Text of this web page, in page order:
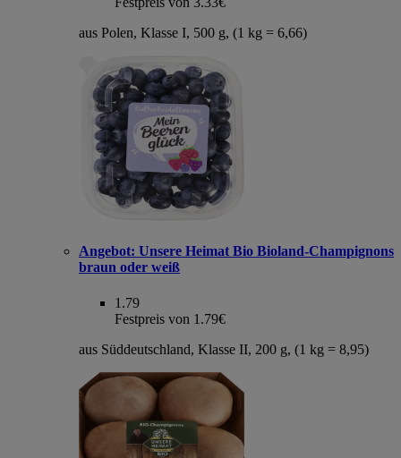
aus Polen, Klasse I, 500 g, (1 kg = 6,66)
Angebot: Unsere Heimat Bio Bioland-Champignons
braun oder weiß
1.79
Festpreis von 1.79€
aus Süddeutschland, Klasse II, 200 g, (1 kg = 8,95)